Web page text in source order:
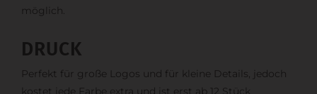
möglich.
DRUCK
Perfekt für große Logos und für kleine Details, jedoch
kostet jede Farbe extra und ist erst ab 12 Stück